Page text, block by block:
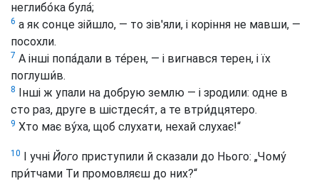
неглибо́ка була́;
6 а як сонце зійшло, — то зів'яли, і коріння не мавши, —
посохли.
7 А інші попа́дали в те́рен, — і вигнався терен, і їх
поглуши́в.
8
Інші ж упали на добрую землю — і зродили: одне в
сто раз, друге в шістдеся́т, а те втри́дцятеро.
9 Хто має ву́ха, щоб слухати, нехай слухає!“
10 І учні Його приступили й сказали до Нього: „Чому́
при́тчами Ти промовляєш до них?“